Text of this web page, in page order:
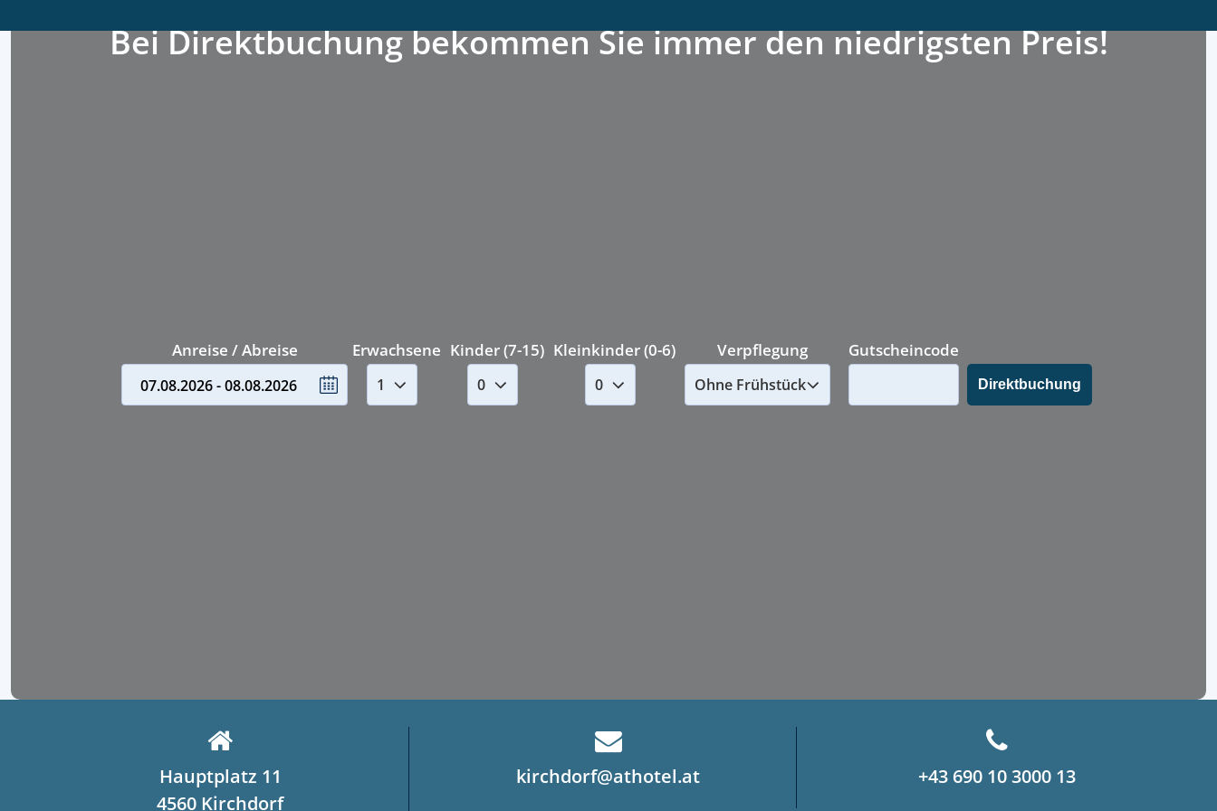
Bei Direktbuchung bekommen Sie immer den niedrigsten Preis!
Anreise / Abreise
07.08.2026 - 08.08.2026
Erwachsene Kinder (7-15) Kleinkinder (0-6) Verpflegung Gutscheincode
Hauptplatz 11
4560 Kirchdorf
kirchdorf@athotel.at +43 690 10 3000 13